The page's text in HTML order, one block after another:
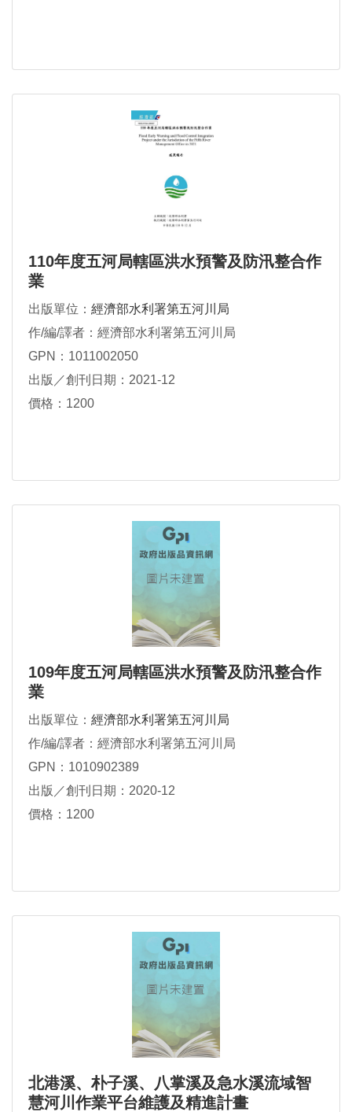
110年度五河局轄區洪水預警及防汛整合作
業
出版單位： 經濟部水利署第五河川局
作/編/譯者：經濟部水利署第五河川局
GPN：1011002050
出版／創刊日期：2021-12
價格：1200
109年度五河局轄區洪水預警及防汛整合作
業
出版單位： 經濟部水利署第五河川局
作/編/譯者：經濟部水利署第五河川局
GPN：1010902389
出版／創刊日期：2020-12
價格：1200
北港溪、朴子溪、八掌溪及急水溪流域智
慧河川作業平台維護及精進計畫